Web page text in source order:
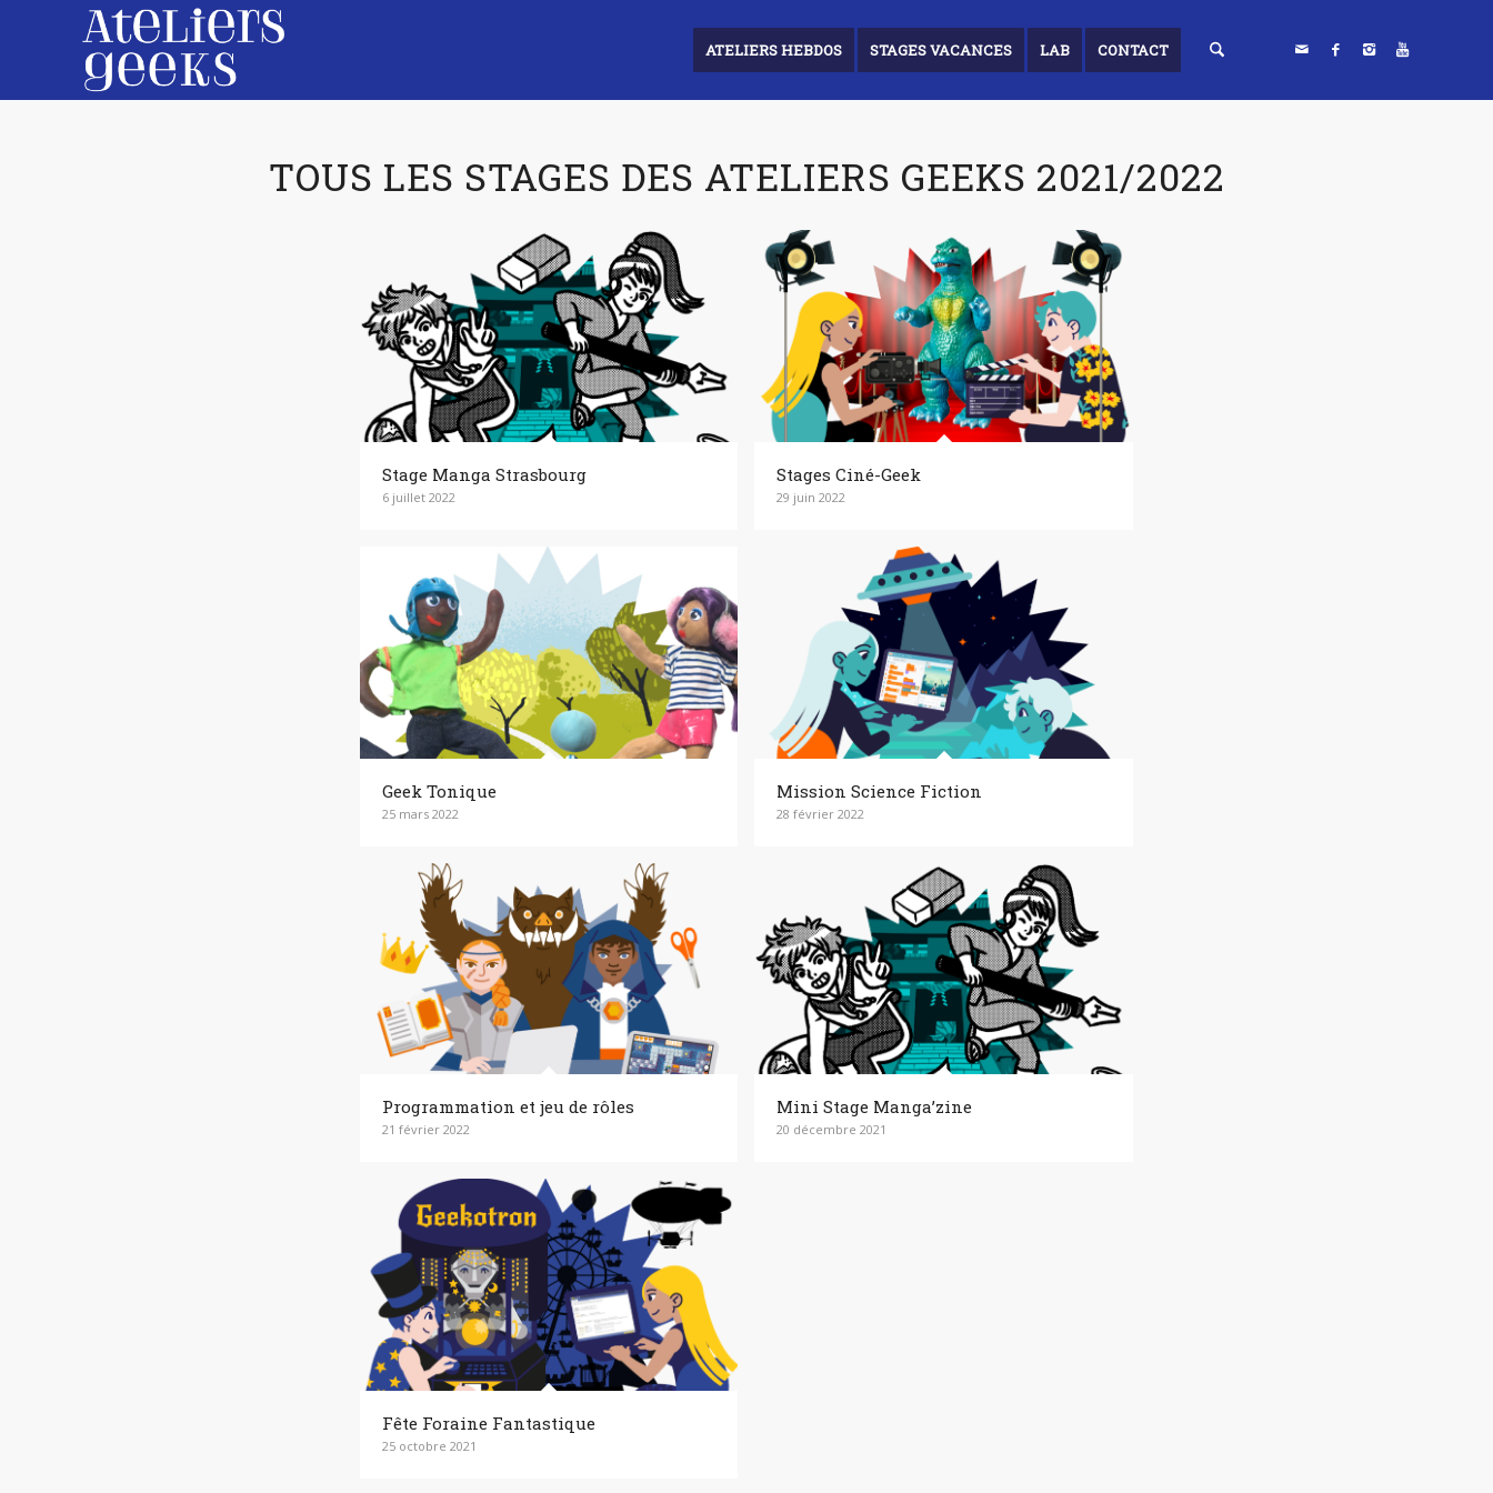
ATELIERS HEBDOS STAGES VACANCES LAB CONTACT
TOUS LES STAGES DES ATELIERS GEEKS 2021/2022
Stage Manga Strasbourg
6 juillet 2022
Stages Ciné-Geek
29 juin 2022
Geek Tonique
25 mars 2022
Mission Science Fiction
28 février 2022
Programmation et jeu de rôles
21 février 2022
Mini Stage Manga’zine
20 décembre 2021
Fête Foraine Fantastique
25 octobre 2021